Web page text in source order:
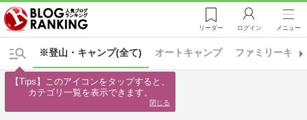
リーダー ログイン メニュー
※登山・キャンプ(全て) オートキャンプ ファミリーキャ
【Tips】このアイコンをタップすると、
カテゴリ一覧を表示できます。
閉じる